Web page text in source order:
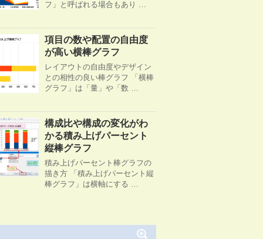
フ」と呼ばれる場合もあり …
項目の数や配置の自由度
が高い横棒グラフ
レイアウトの自由度やデザイン
との相性の良い棒グラフ 「横棒
グラフ」は「量」や「数 …
構成比や構成の変化がわ
かる積み上げパーセント
縦棒グラフ
積み上げパーセント棒グラフの
描き方 「積み上げパーセント縦
棒グラフ」は横軸にする …